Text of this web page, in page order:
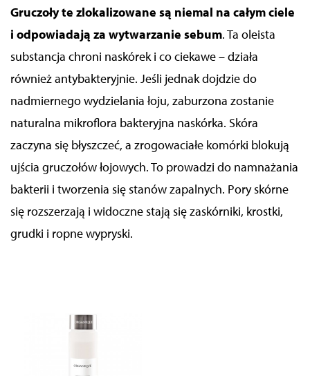
Gruczoły te zlokalizowane są niemal na całym ciele
i odpowiadają za wytwarzanie sebum. Ta oleista
substancja chroni naskórek i co ciekawe – działa
również antybakteryjnie. Jeśli jednak dojdzie do
nadmiernego wydzielania łoju, zaburzona zostanie
naturalna mikroflora bakteryjna naskórka. Skóra
zaczyna się błyszczeć, a zrogowaciałe komórki blokują
ujścia gruczołów łojowych. To prowadzi do namnażania
bakterii i tworzenia się stanów zapalnych. Pory skórne
się rozszerzają i widoczne stają się zaskórniki, krostki,
grudki i ropne wypryski.